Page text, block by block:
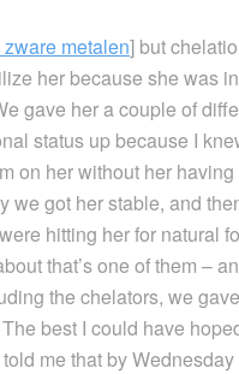
metalen] but
her because she was
gave her a couple of
status up because I
on her without her
we got her stable, and
hitting her for natural
that’s one of them –
the chelators, we
best I could have
me that by